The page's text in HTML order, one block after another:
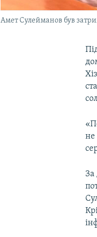
Амет Сулейманов був
не
За